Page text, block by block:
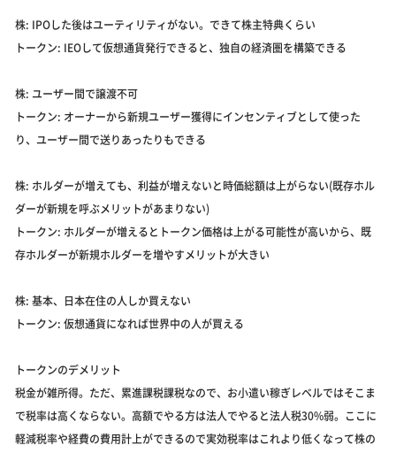
株: IPOした後はユーティリティがない。できて株主特典くらい
トークン: IEOして仮想通貨発行できると、独自の経済圏を構築できる
株: ユーザー間で譲渡不可
トークン: オーナーから新規ユーザー獲得にインセンティブとして使った
り、ユーザー間で送りあったりもできる
株: ホルダーが増えても、利益が増えないと時価総額は上がらない(既存ホル
ダーが新規を呼ぶメリットがあまりない)
トークン: ホルダーが増えるとトークン価格は上がる可能性が高いから、既
存ホルダーが新規ホルダーを増やすメリットが大きい
株: 基本、日本在住の人しか買えない
トークン: 仮想通貨になれば世界中の人が買える
トークンのデメリット
税金が雑所得。ただ、累進課税課税なので、お小遣い稼ぎレベルではそこま
で税率は高くならない。高額でやる方は法人でやると法人税30%弱。ここに
軽減税率や経費の費用計上ができるので実効税率はこれより低くなって株の